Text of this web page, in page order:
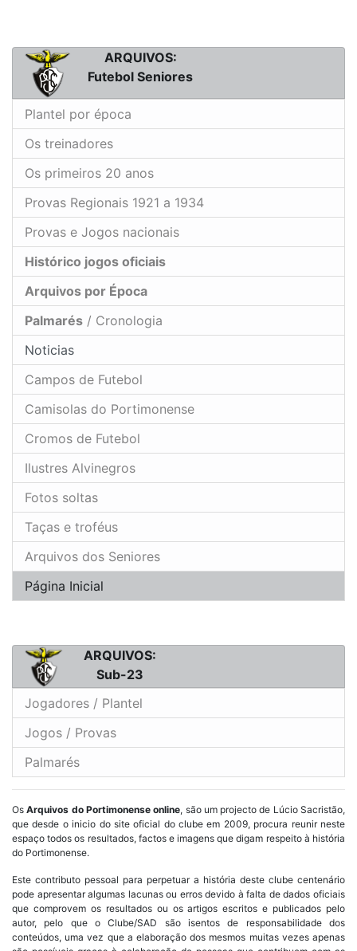
ARQUIVOS:
Futebol Seniores
Plantel por época
Os treinadores
Os primeiros 20 anos
Provas Regionais 1921 a 1934
Provas e Jogos nacionais
Histórico jogos oficiais
Arquivos por Época
Palmarés / Cronologia
Noticias
Campos de Futebol
Camisolas do Portimonense
Cromos de Futebol
Ilustres Alvinegros
Fotos soltas
Taças e troféus
Arquivos dos Seniores
Página Inicial
ARQUIVOS:
Sub-23
Jogadores / Plantel
Jogos / Provas
Palmarés
OsArquivos do Portimonense online, são um projecto de Lúcio Sacristão,
que desde o inicio do site oficial do clube em 2009, procura reunir neste
espaço todos os resultados, factos e imagens que digam respeito à história
do Portimonense.
Este contributo pessoal para perpetuar a história deste clube centenário
pode apresentar algumas lacunas ou erros devido à falta de dados oficiais
que comprovem os resultados ou os artigos escritos e publicados pelo
autor, pelo que o Clube/SAD são isentos de responsabilidade dos
conteúdos, uma vez que a elaboração dos mesmos muitas vezes apenas